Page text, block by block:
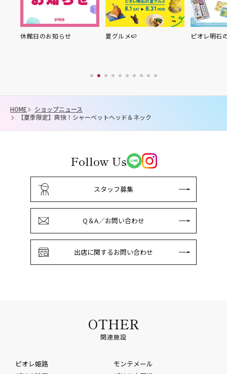
館日のお知らせ 夏グルメ🍉 ピオレ明石の夏の
HOME
ショップニュース
【夏季限定】爽快！シャーベットヘッド＆ネック
Follow Us
スタッフ募集
Q＆A／お問い合わせ
出店に関するお問い合わせ
OTHER
関連施設
ピオレ姫路
モンテメール